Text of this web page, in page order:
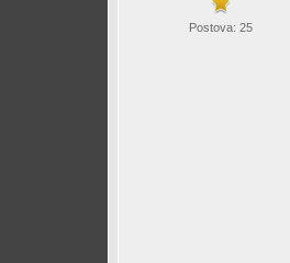
Postova: 25